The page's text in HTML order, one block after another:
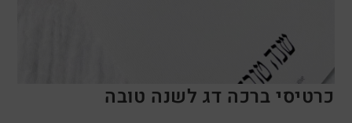
כרטיסי ברכה דג לשנה טובה